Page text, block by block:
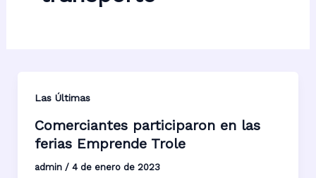
Las Últimas
Comerciantes participaron en las
ferias Emprende Trole
admin / 4 de enero de 2023